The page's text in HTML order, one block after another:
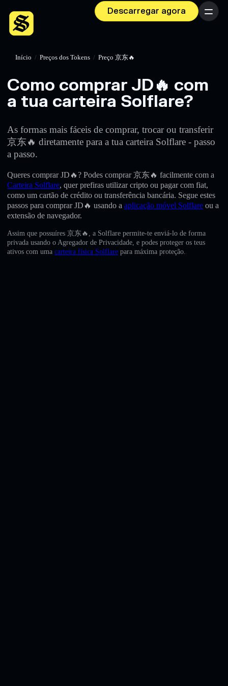
Descarregar agora Menu
English
Deutsch
Início / Preços dos Tokens / Preço 京东🔥
Como comprar JD🔥 com
a tua carteira Solflare?
As formas mais fáceis de comprar, trocar ou transferir
京东🔥 diretamente para a tua carteira Solflare - passo
a passo.
Queres comprar JD🔥? Podes comprar 京东🔥 facilmente com a
Carteira Solflare, quer prefiras utilizar cripto ou pagar com fiat,
como um cartão de crédito ou transferência bancária. Segue estes
passos para comprar JD🔥 usando a aplicação móvel Solflare ou a
extensão de navegador.
Assim que possuíres 京东🔥, a Solflare permite-te enviá-lo de forma
privada usando o Agregador de Privacidade, e podes proteger os teus
ativos com uma carteira física Solflare para máxima proteção.